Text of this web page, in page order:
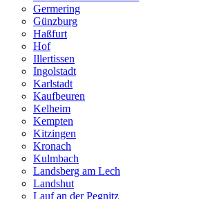
Germering
Günzburg
Haßfurt
Hof
Illertissen
Ingolstadt
Karlstadt
Kaufbeuren
Kelheim
Kempten
Kitzingen
Kronach
Kulmbach
Landsberg am Lech
Landshut
Lauf an der Pegnitz